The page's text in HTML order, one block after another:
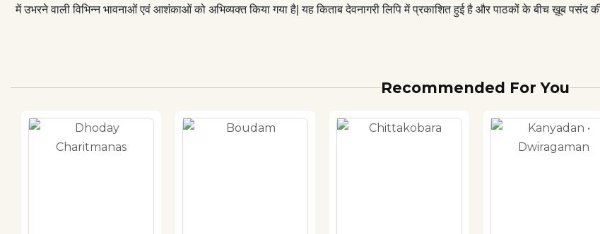
में उभरने वाली विभिन्न भावनाओं एवं आशंकाओं को अभिव्यक्त किया गया है| यह किताब देवनागरी लिपि में प्रकाशित हुई है और पाठकों के बीच ख़ूब पसंद
Recommended For You